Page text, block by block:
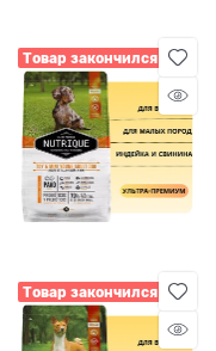
Товар закончился
Товар закончился